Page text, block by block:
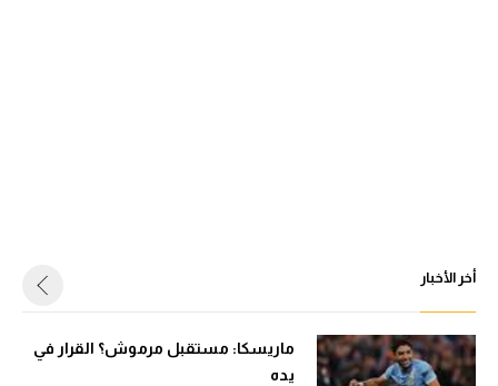
أخر الأخبار
ماريسكا: مستقبل مرموش؟ القرار في
يده